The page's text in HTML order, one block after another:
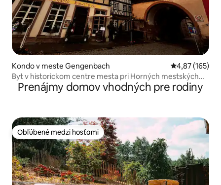
Kondo v meste Gengenbach Priemerné
4,87 (165)
Byt v historickom centre mesta pri Horných mestských
bránach
Prenájmy domov vhodných pre rodiny
Obľúbené medzi hosťami
Obľúbené medzi hosťami